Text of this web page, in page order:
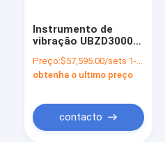
Instrumento de
vibração UBZD3000Y
detecção a laser de
ponto único
Preço:$57,595.00/sets 1-9 sets
obtenha o ultimo preço
contacto